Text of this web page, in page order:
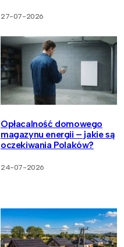
27-07-2026
Opłacalność domowego
magazynu energii – jakie są
oczekiwania Polaków?
24-07-2026